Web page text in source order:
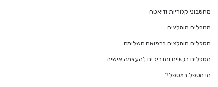
מחשבוני קלוריות ודיאטה
מטפלים מומלצים
מטפלים מומלצים ברפואה משלימה
מטפלים רגשיים ומדריכים להעצמה אישית
מי מטפל במטפל?